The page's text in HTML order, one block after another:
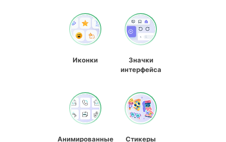
Иконки
Значки
интерфейса
Анимированные
Стикеры